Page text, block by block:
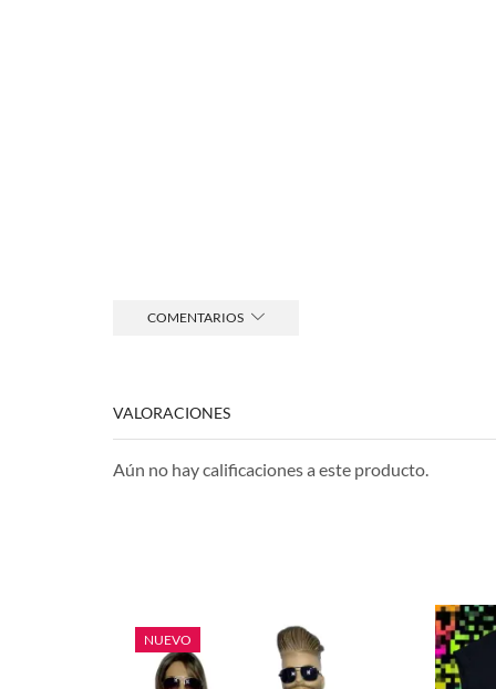
COMENTARIOS
VALORACIONES
Aún no hay calificaciones a este producto.
NUEVO